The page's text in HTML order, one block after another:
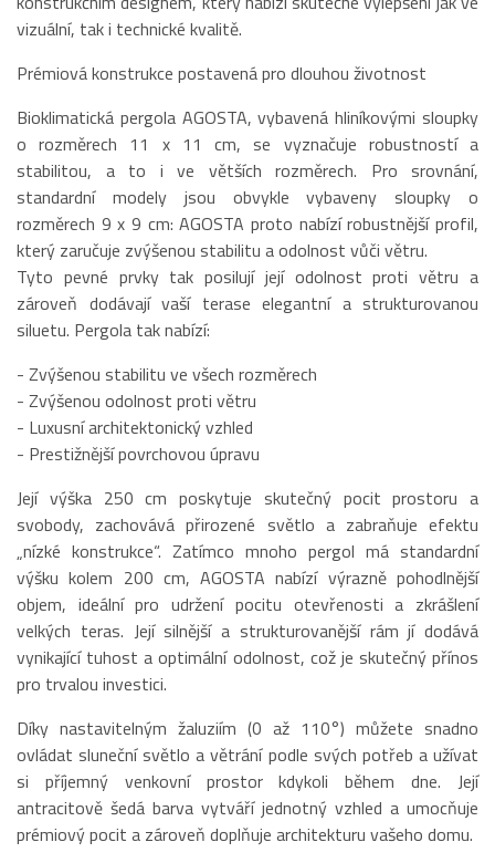
vizuální, tak i technické kvalitě.
Prémiová konstrukce postavená pro dlouhou životnost
Bioklimatická pergola AGOSTA, vybavená hliníkovými sloupky
o rozměrech 11 x 11 cm, se vyznačuje robustností a
stabilitou, a to i ve větších rozměrech. Pro srovnání,
standardní modely jsou obvykle vybaveny sloupky o
rozměrech 9 x 9 cm: AGOSTA proto nabízí robustnější profil,
který zaručuje zvýšenou stabilitu a odolnost vůči větru.
Tyto pevné prvky tak posilují její odolnost proti větru a
zároveň dodávají vaší terase elegantní a strukturovanou
siluetu. Pergola tak nabízí:
- Zvýšenou stabilitu ve všech rozměrech
- Zvýšenou odolnost proti větru
- Luxusní architektonický vzhled
- Prestižnější povrchovou úpravu
Její výška 250 cm poskytuje skutečný pocit prostoru a
svobody, zachovává přirozené světlo a zabraňuje efektu
„nízké konstrukce“. Zatímco mnoho pergol má standardní
výšku kolem 200 cm, AGOSTA nabízí výrazně pohodlnější
objem, ideální pro udržení pocitu otevřenosti a zkrášlení
velkých teras. Její silnější a strukturovanější rám jí dodává
vynikající tuhost a optimální odolnost, což je skutečný přínos
pro trvalou investici.
Díky nastavitelným žaluziím (0 až 110°) můžete snadno
ovládat sluneční světlo a větrání podle svých potřeb a užívat
si příjemný venkovní prostor kdykoli během dne. Její
antracitově šedá barva vytváří jednotný vzhled a umocňuje
prémiový pocit a zároveň doplňuje architekturu vašeho domu.